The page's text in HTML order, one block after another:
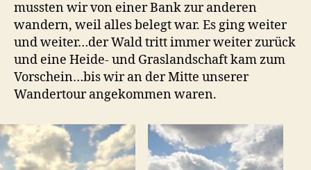
mussten wir von einer Bank zur anderen
wandern, weil alles belegt war. Es ging weiter
und weiter…der Wald tritt immer weiter zurück
und eine Heide- und Graslandschaft kam zum
Vorschein…bis wir an der Mitte unserer
Wandertour angekommen waren.